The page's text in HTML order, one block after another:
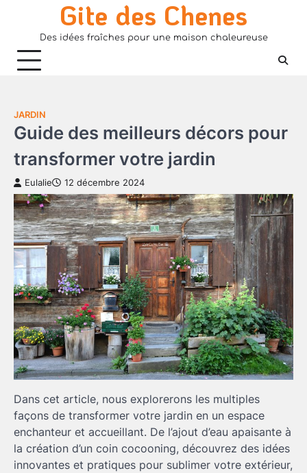
Gite des Chenes
Des idées fraîches pour une maison chaleureuse
JARDIN
Guide des meilleurs décors pour
transformer votre jardin
Eulalie 12 décembre 2024
Dans cet article, nous explorerons les multiples
façons de transformer votre jardin en un espace
enchanteur et accueillant. De l’ajout d’eau apaisante à
la création d’un coin cocooning, découvrez des idées
innovantes et pratiques pour sublimer votre extérieur,